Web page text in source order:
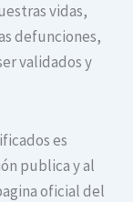
vidas,
defunciones,
validados y
es
publica y al
oficial del